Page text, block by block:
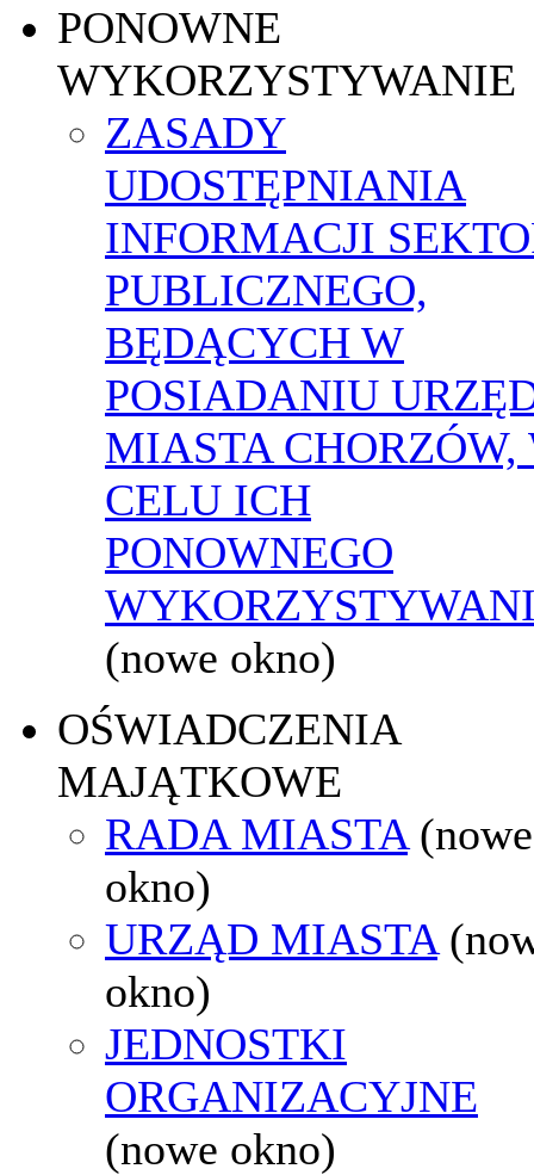
PONOWNE
WYKORZYSTYWANIE
ZASADY
UDOSTĘPNIANIA
INFORMACJI
PUBLICZNEGO,
BĘDĄCYCH W
POSIADANIU
MIASTA CHORZÓW,
CELU ICH
PONOWNEGO
(nowe okno)
OŚWIADCZENIA
MAJĄTKOWE
RADA MIASTA (nowe
okno)
URZĄD MIASTA
okno)
JEDNOSTKI
ORGANIZACYJNE
(nowe okno)